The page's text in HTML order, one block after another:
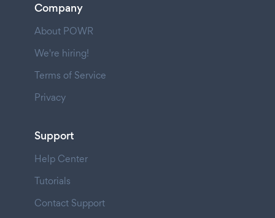
Company
About POWR
We're hiring!
Terms of Service
Privacy
Support
Help Center
Tutorials
Contact Support